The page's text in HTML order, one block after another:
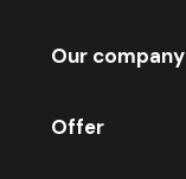
Our company
Offer